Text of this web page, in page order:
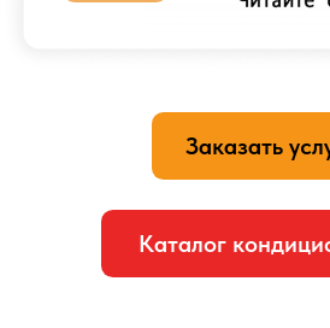
чтобы штроба сочеталась с остальной структурой
и эффективность работы кондиционера.